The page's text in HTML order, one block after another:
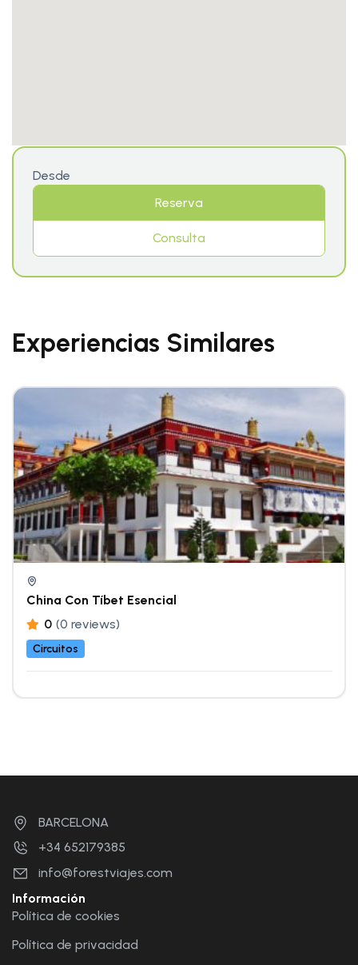
Desde
Reserva
Consulta
Experiencias Similares
China Con Tíbet Esencial
0 (0 reviews)
Circuitos
BARCELONA
+34 652179385
info@forestviajes.com
Información
Política de cookies
Política de privacidad